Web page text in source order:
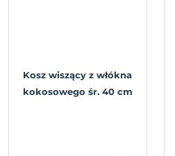
Kosz wiszący z włókna
kokosowego śr. 40 cm